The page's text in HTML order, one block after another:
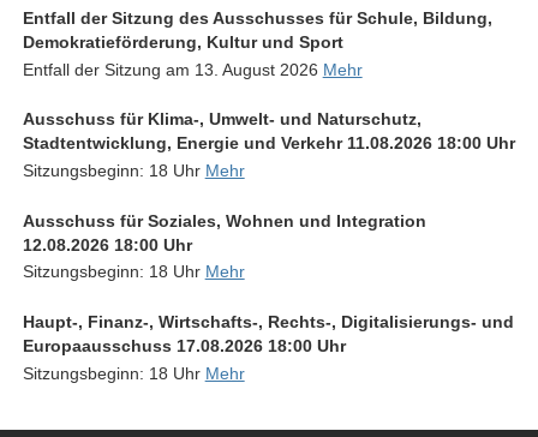
Entfall der Sitzung des Ausschusses für Schule, Bildung,
Demokratieförderung, Kultur und Sport
Entfall der Sitzung am 13. August 2026 Mehr
Ausschuss für Klima-, Umwelt- und Naturschutz,
Stadtentwicklung, Energie und Verkehr 11.08.2026 18:00 Uhr
Sitzungsbeginn: 18 Uhr Mehr
Ausschuss für Soziales, Wohnen und Integration
12.08.2026 18:00 Uhr
Sitzungsbeginn: 18 Uhr Mehr
Haupt-, Finanz-, Wirtschafts-, Rechts-, Digitalisierungs- und
Europaausschuss 17.08.2026 18:00 Uhr
Sitzungsbeginn: 18 Uhr Mehr